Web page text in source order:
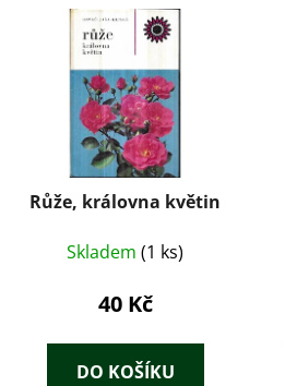
Růže, královna květin
Skladem (1 ks)
40 Kč
DO KOŠÍKU